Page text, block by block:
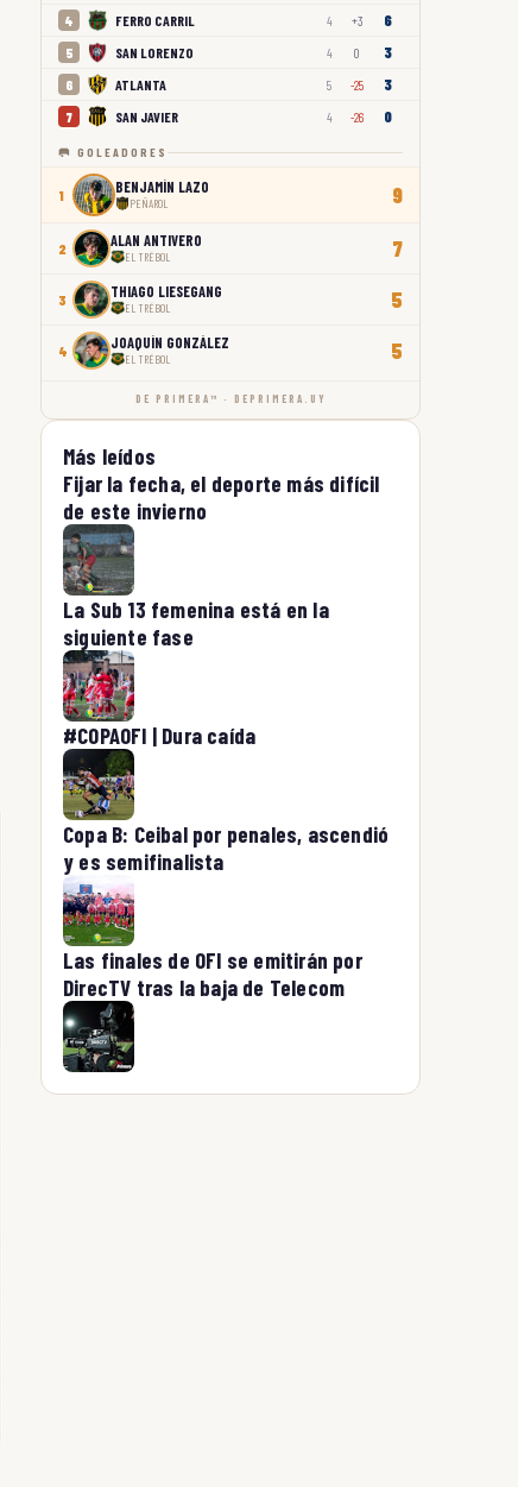
4 FERRO CARRIL 4 +3 6
5 SAN LORENZO 4 0 3
6 ATLANTA 5 -25 3
7 SAN JAVIER 4 -26 0
🥅 GOLEADORES
1 BENJAMÍN LAZO
PEÑAROL 9
2 ALAN ANTIVERO
EL TRÉBOL 7
3 THIAGO LIESEGANG
EL TRÉBOL 5
4 JOAQUÍN GONZÁLEZ
EL TRÉBOL 5
DE PRIMERA™ · DEPRIMERA.UY
Más leídos
Fijar la fecha, el deporte más difícil
de este invierno
La Sub 13 femenina está en la
siguiente fase
#COPAOFI | Dura caída
Copa B: Ceibal por penales, ascendió
y es semifinalista
Las finales de OFI se emitirán por
DirecTV tras la baja de Telecom